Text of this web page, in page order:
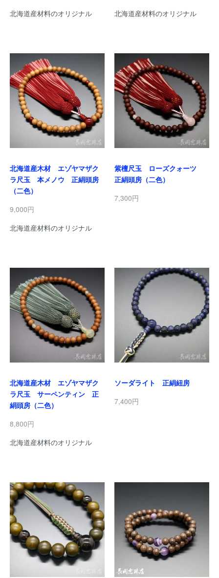
北海道産材料のオリジナル
北海道産材料のオリジナル
北海道産木材 エゾヤマザク
ラ尺玉 本メノウ 正絹頭房
（二色）
9,000円
北海道産材料のオリジナル
紫檀尺玉 ローズクォーツ
正絹頭房（二色）
7,300円
北海道産木材 エゾヤマザク
ラ尺玉 サーペンティン 正
絹頭房（二色）
8,800円
北海道産材料のオリジナル
ソーダライト 正絹紐房
7,400円